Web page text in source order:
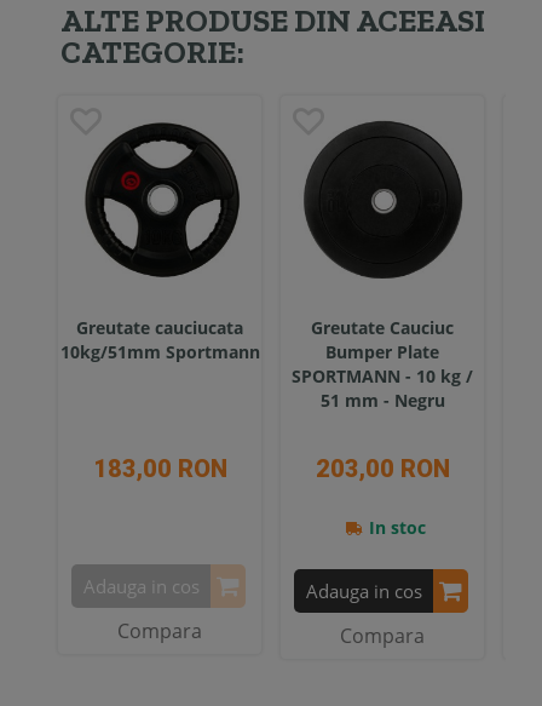
ALTE PRODUSE DIN ACEEASI
CATEGORIE:
Greutate cauciucata
10kg/51mm Sportmann
183,00 RON
Adauga in cos
Compara
Greutate Cauciuc
Bumper Plate
SPORTMANN - 10 kg /
51 mm - Negru
203,00 RON
In stoc
Adauga in cos
Compara